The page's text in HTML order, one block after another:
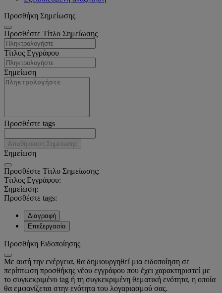
Προσθήκη Σημείωσης
Προσθέστε Τίτλο Σημείωσης
Τίτλος Εγγράφου
Σημείωση
Προσθέστε tags
Αποθήκευση Σημείωσης
Σημείωση
Προσθέστε Τίτλο Σημείωσης:
Τίτλος Εγγράφου:
Σημείωση:
Προσθέστε tags:
Διαγραφή
Επεξεργασία
Προσθήκη Ειδοποίησης
Με αυτή την ενέργεια, θα δημιουργηθεί μια ειδοποίηση σε
περίπτωση προσθήκης νέου εγγράφου που έχει χαρακτηριστεί με
το συγκεκριμένο tag ή τη συγκεκριμένη θεματική ενότητα, η οποία
θα εμφανίζεται στην ενότητα του λογαριασμού σας.